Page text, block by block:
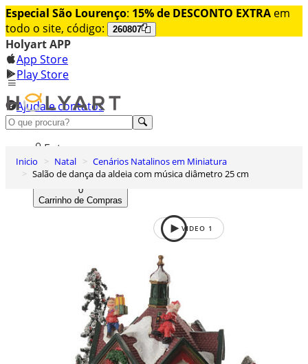
Especial São Lourenço: 15% de DESCONTO EXTRA em
todo o site, código:
260807
Holyart APP
App Store
Play Store
Ajuda e contatos
Conheça premium
Entrar
Lista de Desejos
0
Carrinho de Compras
Inicio Natal
Cenários Natalinos em Miniatura
Salão de dança da aldeia com música diâmetro 25 cm
VIDEO 1